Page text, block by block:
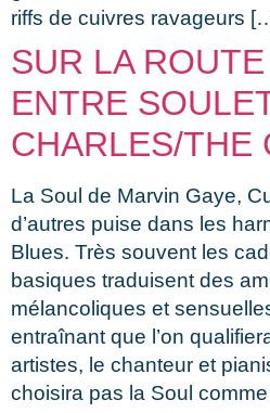
riffs de cuivres ravageurs
SUR LA
ENTRE
CHARLES/THE
La Soul de Marvin Gaye,
d’autres puise dans les
Blues. Très souvent les
basiques traduisent des
mélancoliques et
entraînant que l’on
artistes, le chanteur et
choisira pas la Soul